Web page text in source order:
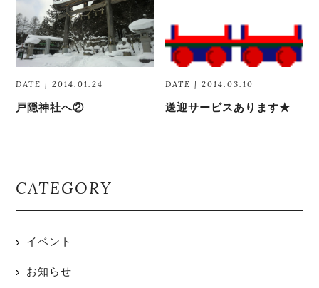
DATE | 2014.01.24
戸隠神社へ②
DATE | 2014.03.10
送迎サービスあります★
CATEGORY
イベント
お知らせ